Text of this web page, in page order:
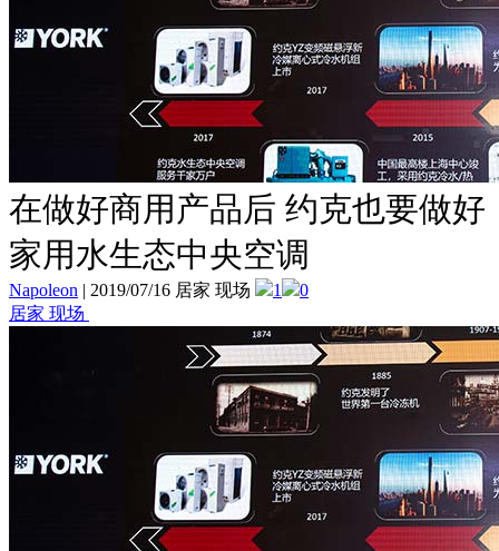
在做好商用产品后 约克也要做好
家用水生态中央空调
Napoleon | 2019/07/16 居家 现场 1
0
居家 现场